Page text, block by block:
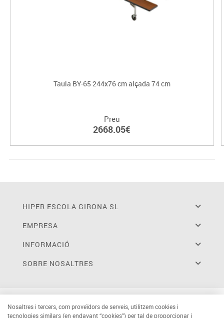
Taula BY-65 244x76 cm alçada 74 cm
Preu
2668.05€
HIPER ESCOLA GIRONA SL
EMPRESA
INFORMACIÓ
SOBRE NOSALTRES
Nosaltres i tercers, com proveïdors de serveis, utilitzem cookies i
tecnologies similars (en endavant “cookies”) per tal de proporcionar i